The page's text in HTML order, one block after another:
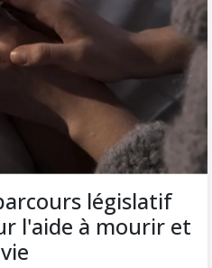
législatif
l'aide à mourir et